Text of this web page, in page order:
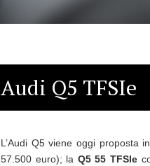
Audi Q5 TFSIe
L’Audi Q5 viene oggi proposta
57.500 euro); la Q5 55 TFSIe